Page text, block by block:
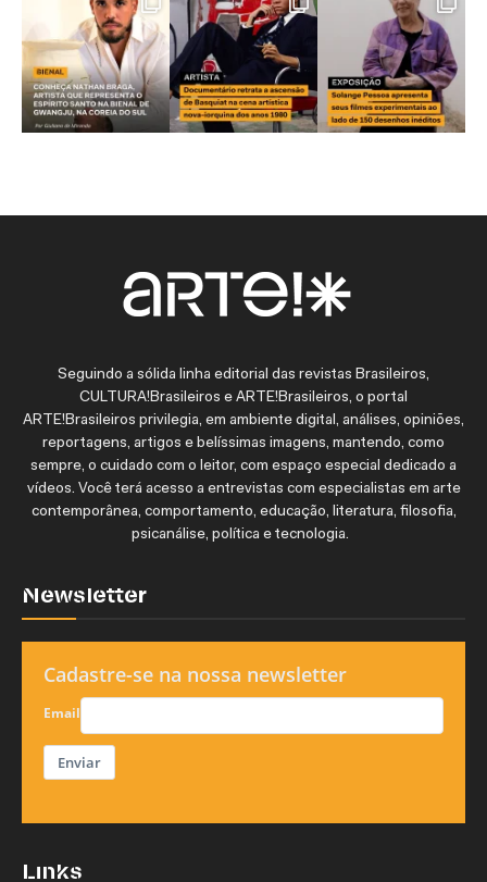
Seguindo a sólida linha editorial das revistas Brasileiros,
CULTURA!Brasileiros e ARTE!Brasileiros, o portal
ARTE!Brasileiros privilegia, em ambiente digital, análises, opiniões,
reportagens, artigos e belíssimas imagens, mantendo, como
sempre, o cuidado com o leitor, com espaço especial dedicado a
vídeos. Você terá acesso a entrevistas com especialistas em arte
contemporânea, comportamento, educação, literatura, filosofia,
psicanálise, política e tecnologia.
Newsletter
Cadastre-se na nossa newsletter
Email
Enviar
Links